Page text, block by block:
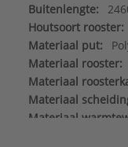
Buitenlengte:
Houtsoort rooster:
Materiaal put:
Materiaal rooster:
Materiaal
Materiaal
Materiaal